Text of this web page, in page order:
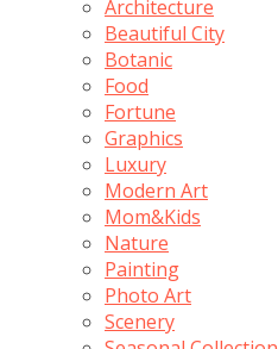
Architecture
Beautiful City
Botanic
Food
Fortune
Graphics
Luxury
Modern Art
Mom&Kids
Nature
Painting
Photo Art
Scenery